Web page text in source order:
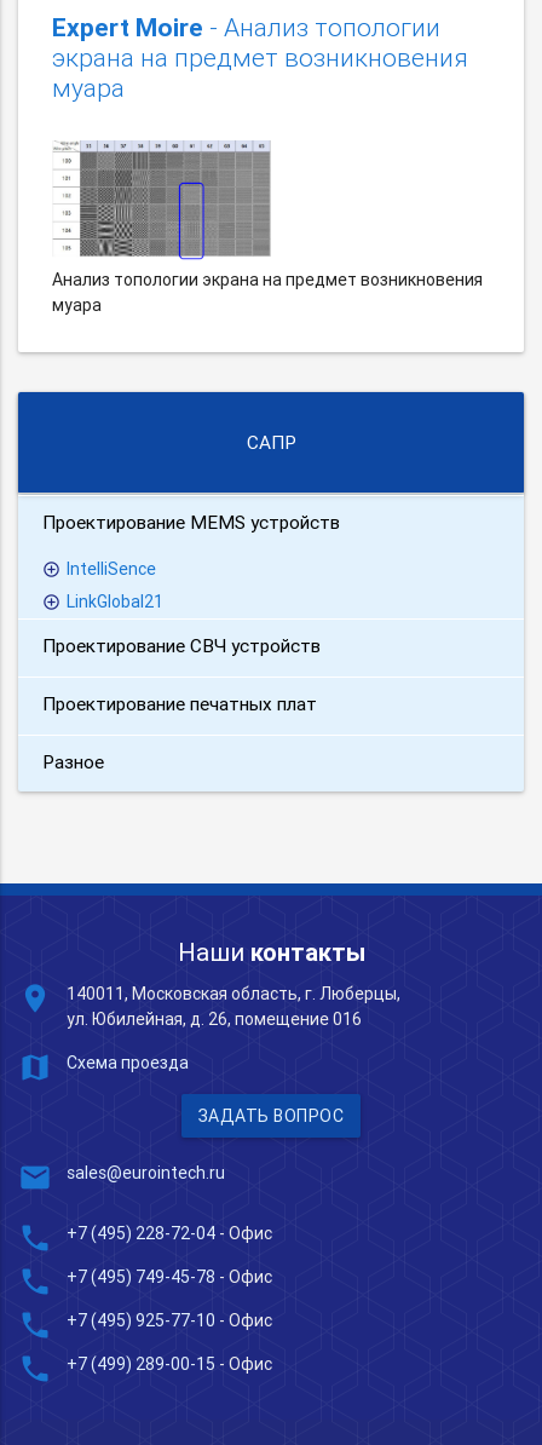
Expert Moire - Анализ топологии
экрана на предмет возникновения
муара
Анализ топологии экрана на предмет возникновения
муара
САПР
Проектирование MEMS устройств
IntelliSence
LinkGlobal21
Проектирование СВЧ устройств
Проектирование печатных плат
Разное
Наши контакты
place
140011, Московская область, г. Люберцы,
ул. Юбилейная, д. 26, помещение 016
map Схема проезда
ЗАДАТЬ ВОПРОС
mail sales@eurointech.ru
phone +7 (495) 228-72-04 - Офис
phone +7 (495) 749-45-78 - Офис
phone +7 (495) 925-77-10 - Офис
phone +7 (499) 289-00-15 - Офис